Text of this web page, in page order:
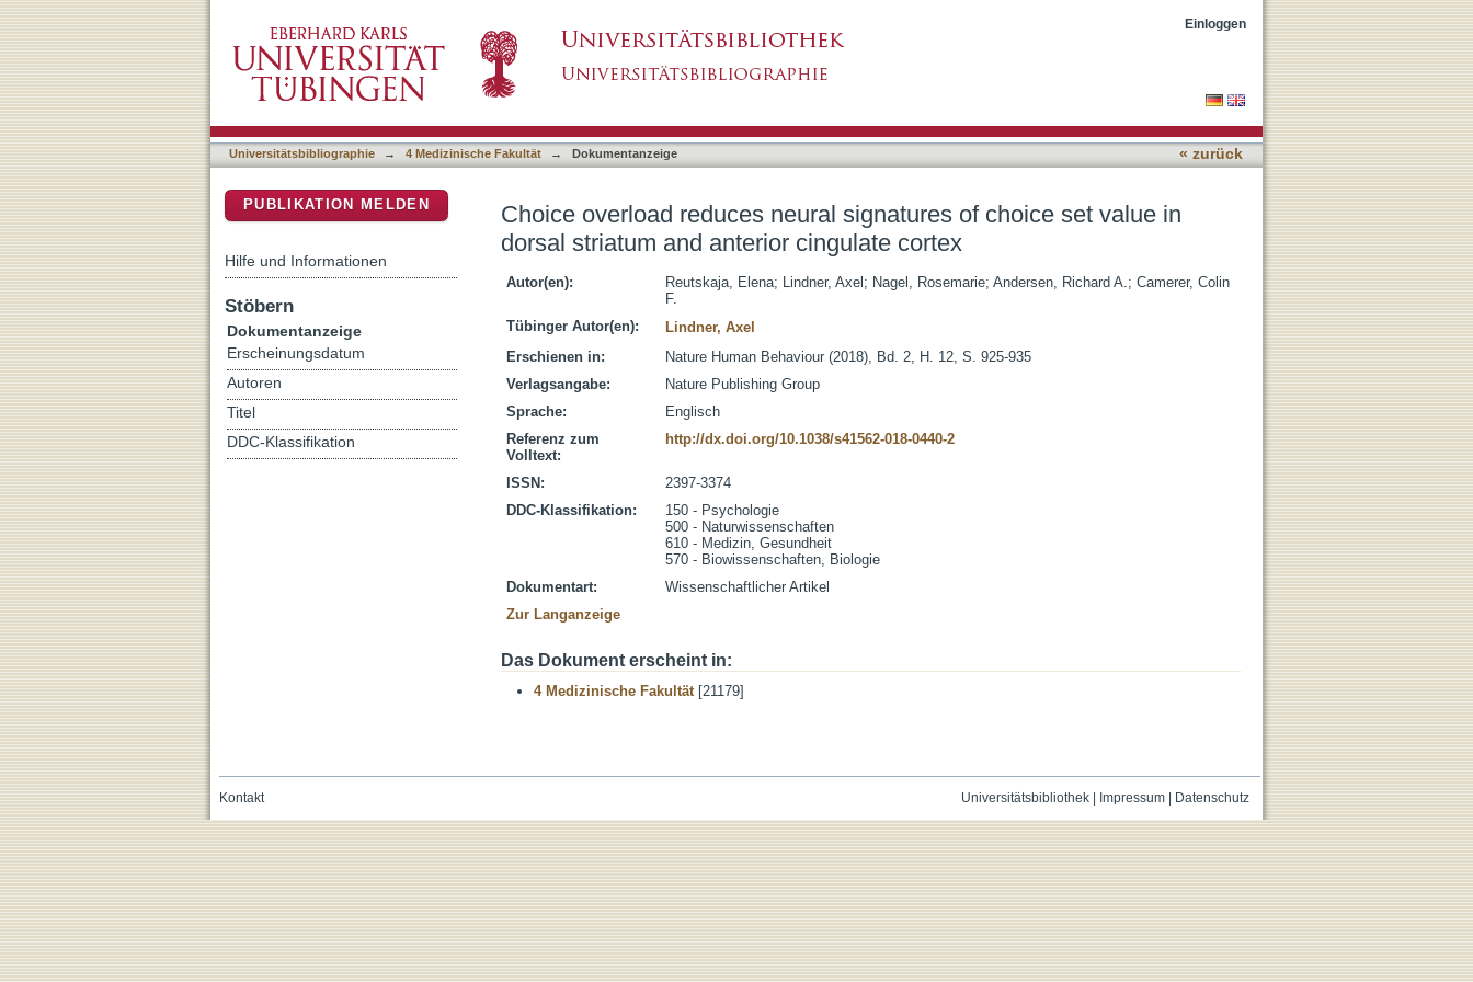
Choice overload reduces neural signatures of choice set value in dorsal striatum and anterior
cingulate cortex
Einloggen
Universitätsbibliographie → 4 Medizinische Fakultät → Dokumentanzeige « zurück
Choice overload reduces neural signatures of choice set value in
dorsal striatum and anterior cingulate cortex
Autor(en): Reutskaja, Elena; Lindner, Axel ; Nagel, Rosemarie; Andersen, Richard A.; Camerer, Colin
F.
Tübinger Autor(en):
Lindner, Axel
Erschienen in:
Nature Human Behaviour (2018), Bd. 2, H. 12, S. 925-935
Verlagsangabe:
Nature Publishing Group
Sprache:
Englisch
Referenz zum
Volltext:
http://dx.doi.org/10.1038/s41562-018-0440-2
ISSN:
2397-3374
DDC-Klassifikation:
150 - Psychologie
500 - Naturwissenschaften
610 - Medizin, Gesundheit
570 - Biowissenschaften, Biologie
Dokumentart:
Wissenschaftlicher Artikel
Zur Langanzeige
Das Dokument erscheint in:
4 Medizinische Fakultät[21179]
PUBLIKATION MELDEN
Hilfe und Informationen
Stöbern
Dokumentanzeige
Erscheinungsdatum
Autoren
Titel
DDC-Klassifikation
Universitätsbibliothek| Impressum| Datenschutz
Kontakt